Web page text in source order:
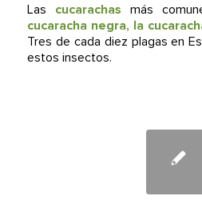
Las cucarachas más
cucaracha negra, la
Tres de cada diez plagas en
estos insectos.